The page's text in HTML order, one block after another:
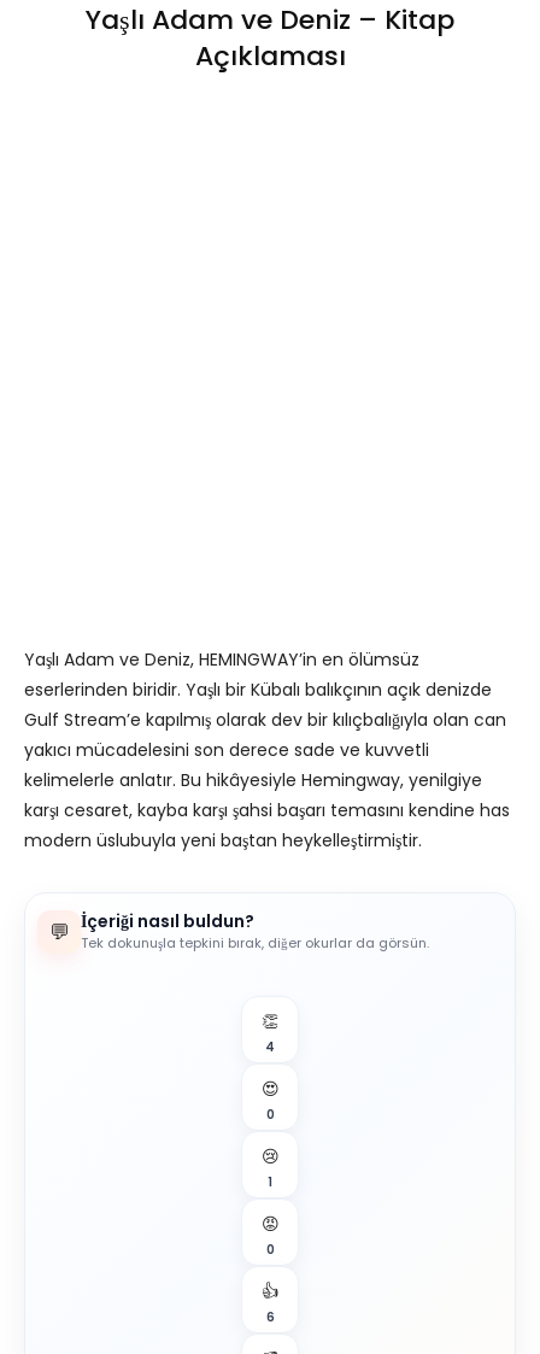
Yaşlı Adam ve Deniz – Kitap
Açıklaması
Yaşlı Adam ve Deniz, HEMINGWAY’in en ölümsüz
eserlerinden biridir. Yaşlı bir Kübalı balıkçının açık denizde
Gulf Stream’e kapılmış olarak dev bir kılıçbalığıyla olan can
yakıcı mücadelesini son derece sade ve kuvvetli
kelimelerle anlatır. Bu hikâyesiyle Hemingway, yenilgiye
karşı cesaret, kayba karşı şahsi başarı temasını kendine has
modern üslubuyla yeni baştan heykelleştirmiştir.
💬 İçeriği nasıl buldun?
Tek dokunuşla tepkini bırak, diğer okurlar da görsün.
👏
4
😍
0
😢
1
😡
0
👍
6